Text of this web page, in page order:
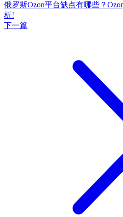
俄罗斯Ozon平台缺点有哪些？
析!
下一篇